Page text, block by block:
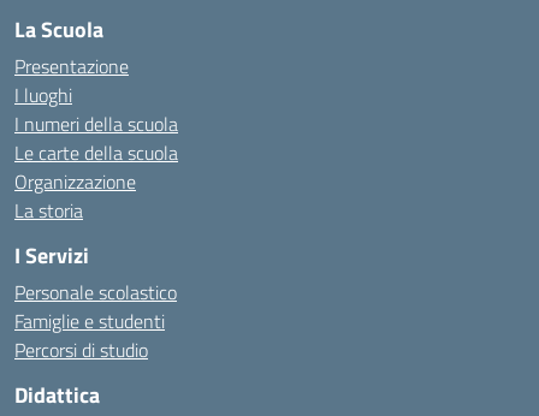
La Scuola
Presentazione
I luoghi
I numeri della scuola
Le carte della scuola
Organizzazione
La storia
I Servizi
Personale scolastico
Famiglie e studenti
Percorsi di studio
Didattica